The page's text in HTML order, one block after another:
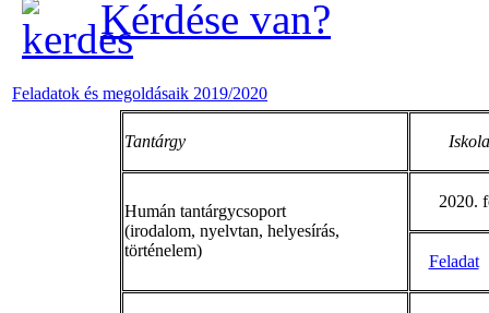
Kérdése van?
Feladatok és megoldásaik 2019/2020
Tantárgy
Humán tantárgycsoport
(irodalom, nyelvtan, helyesírás,
történelem)
2020.
Feladat